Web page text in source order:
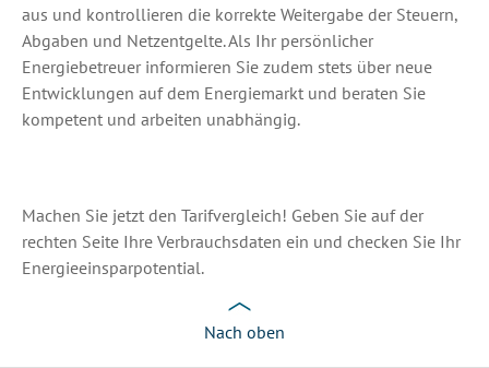
aus und kontrollieren die korrekte Weitergabe der Steuern,
Abgaben und Netzentgelte. Als Ihr persönlicher
Energiebetreuer informieren Sie zudem stets über neue
Entwicklungen auf dem Energiemarkt und beraten Sie
kompetent und arbeiten unabhängig.
Machen Sie jetzt den Tarifvergleich! Geben Sie auf der
rechten Seite Ihre Verbrauchsdaten ein und checken Sie Ihr
Energieeinsparpotential.
Nach oben